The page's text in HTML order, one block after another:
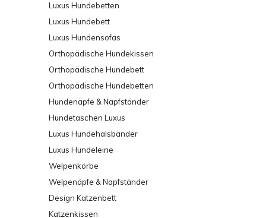
Luxus Hundebetten
Luxus Hundebett
Luxus Hundensofas
Orthopädische Hundekissen
Orthopädische Hundebett
Orthopädische Hundebetten
Hundenäpfe & Napfständer
Hundetaschen Luxus
Luxus Hundehalsbänder
Luxus Hundeleine
Welpenkörbe
Welpenäpfe & Napfständer
Design Katzenbett
Katzenkissen